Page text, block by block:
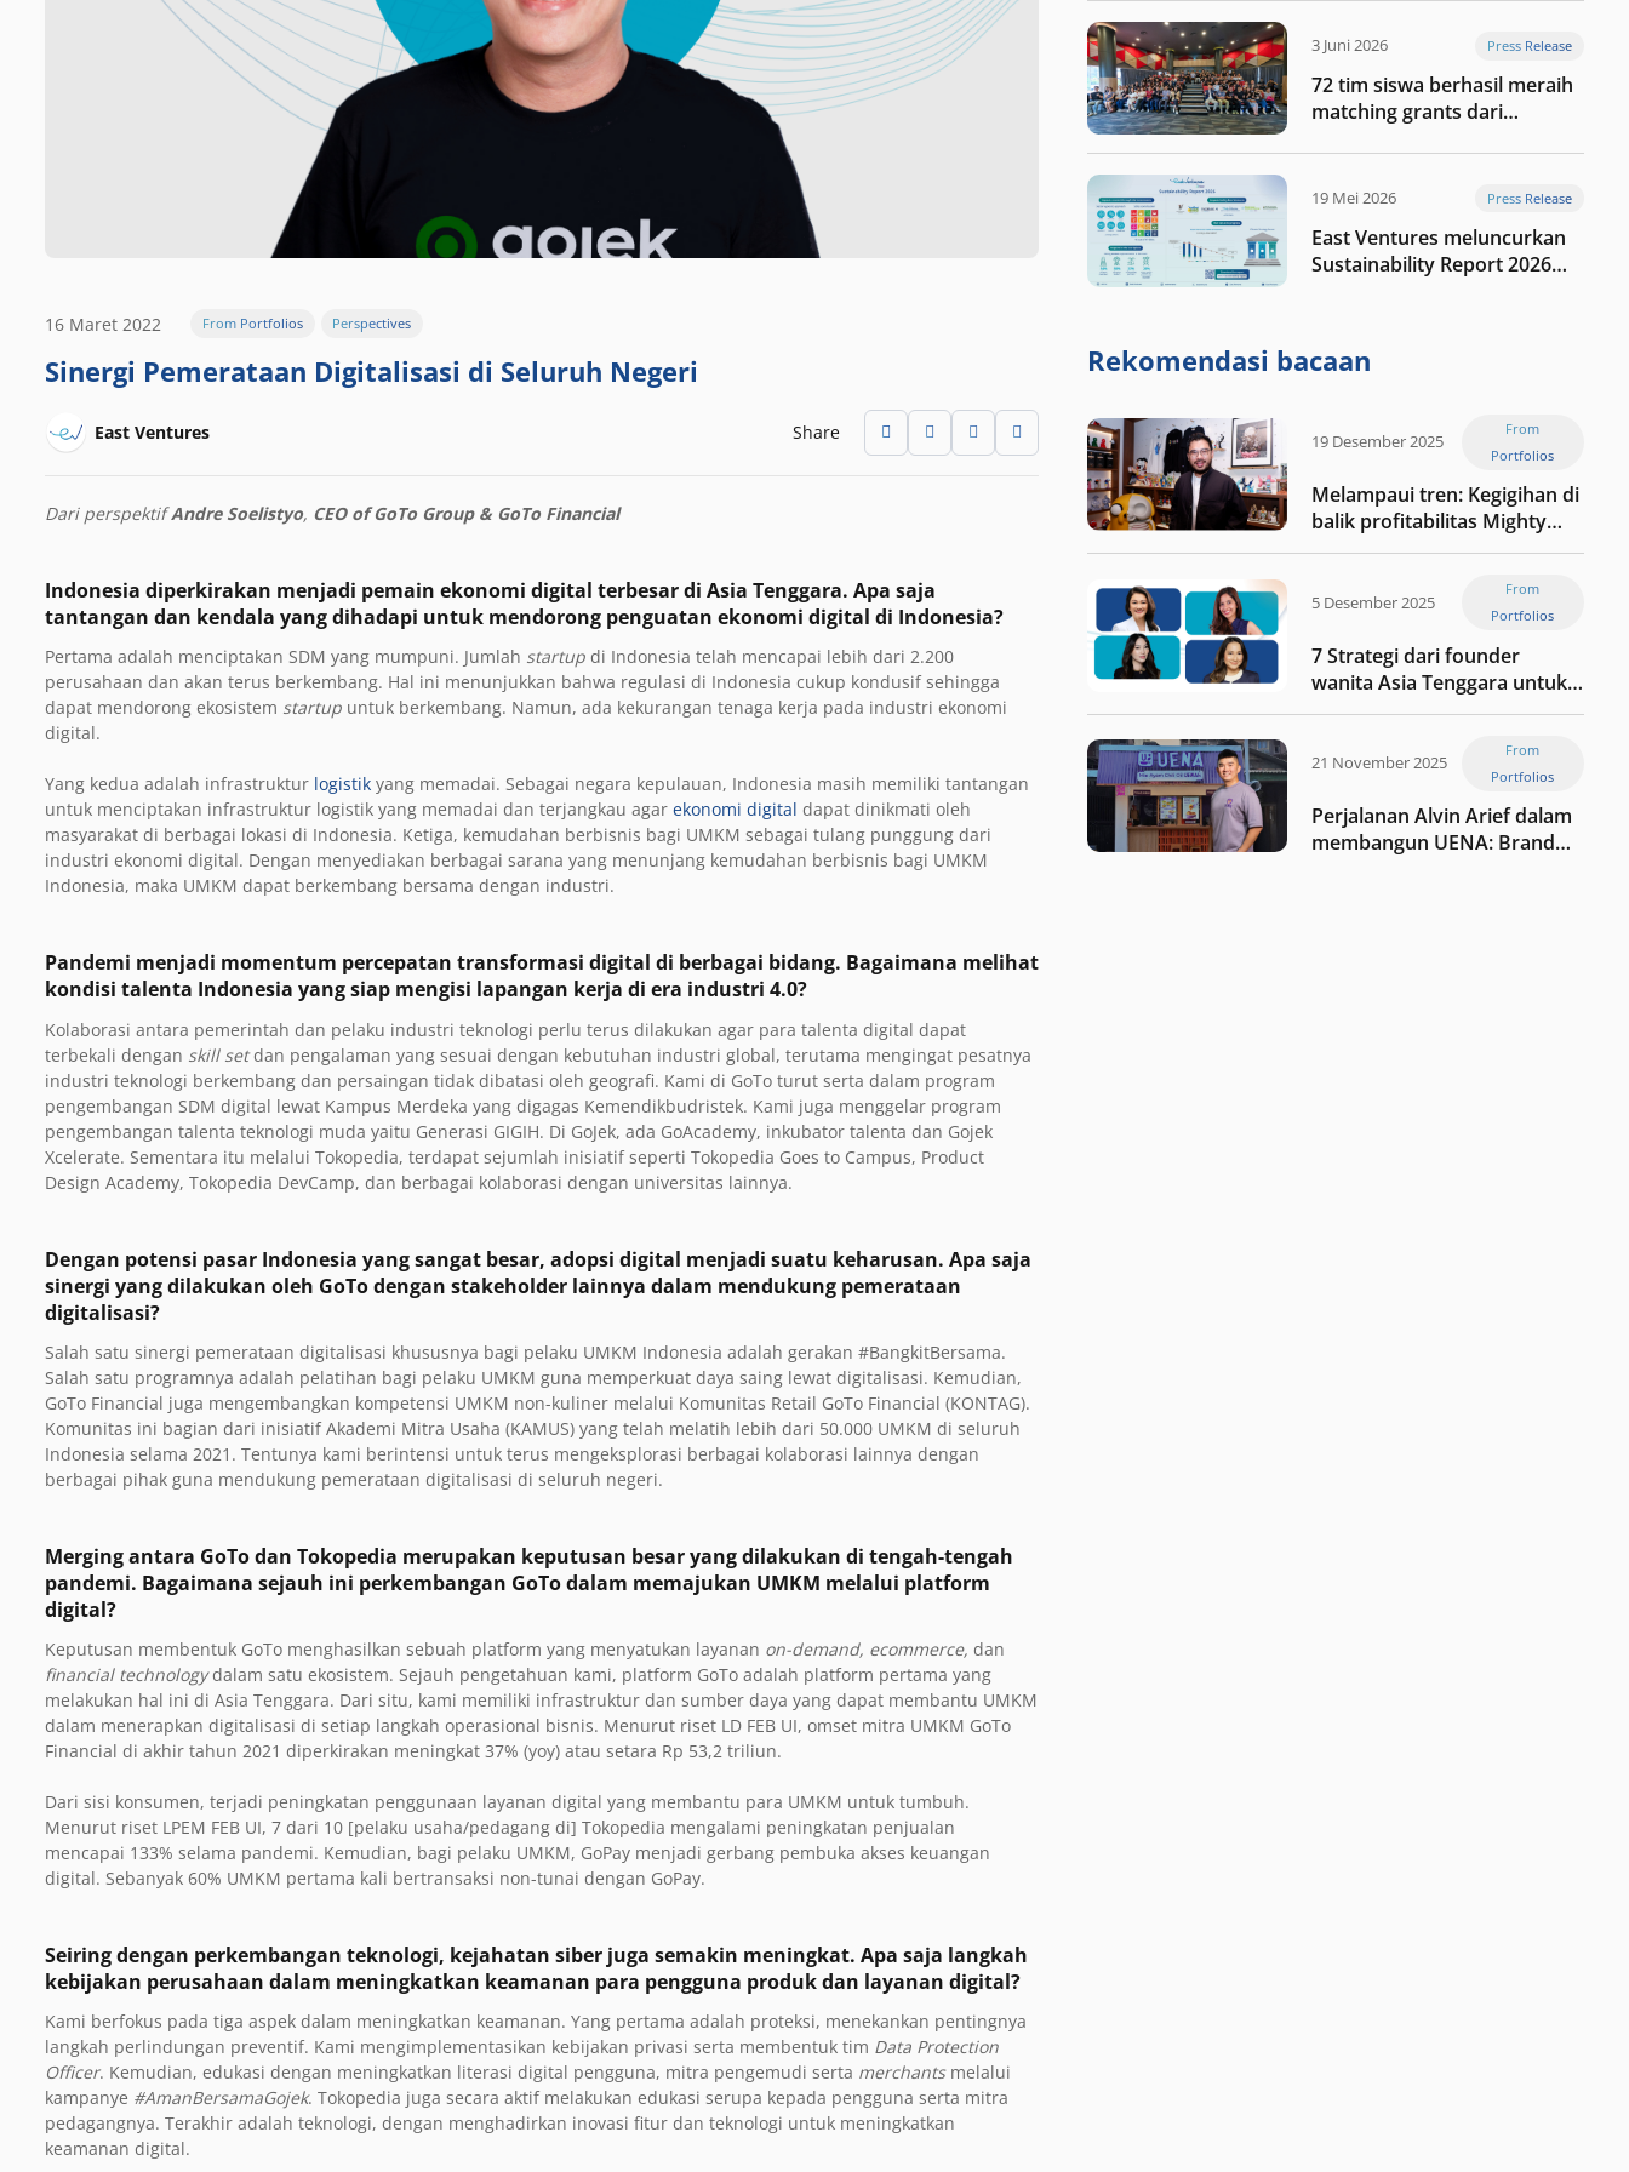
16 Maret 2022 From Portfolios Perspectives
Sinergi Pemerataan Digitalisasi di Seluruh Negeri
East Ventures Share
Dari perspektif Andre Soelistyo, CEO of GoTo Group & GoTo Financial
Indonesia diperkirakan menjadi pemain ekonomi digital terbesar di Asia Tenggara. Apa saja
tantangan dan kendala yang dihadapi untuk mendorong penguatan ekonomi digital di Indonesia?
Pertama adalah menciptakan SDM yang mumpuni. Jumlah startup di Indonesia telah mencapai lebih dari 2.200
perusahaan dan akan terus berkembang. Hal ini menunjukkan bahwa regulasi di Indonesia cukup kondusif sehingga
dapat mendorong ekosistem startup untuk berkembang. Namun, ada kekurangan tenaga kerja pada industri ekonomi
digital.
Yang kedua adalah infrastruktur logistik yang memadai. Sebagai negara kepulauan, Indonesia masih memiliki tantangan
untuk menciptakan infrastruktur logistik yang memadai dan terjangkau agar ekonomi digital dapat dinikmati oleh
masyarakat di berbagai lokasi di Indonesia. Ketiga, kemudahan berbisnis bagi UMKM sebagai tulang punggung dari
industri ekonomi digital. Dengan menyediakan berbagai sarana yang menunjang kemudahan berbisnis bagi UMKM
Indonesia, maka UMKM dapat berkembang bersama dengan industri.
Pandemi menjadi momentum percepatan transformasi digital di berbagai bidang. Bagaimana melihat
kondisi talenta Indonesia yang siap mengisi lapangan kerja di era industri 4.0?
Kolaborasi antara pemerintah dan pelaku industri teknologi perlu terus dilakukan agar para talenta digital dapat
terbekali dengan skill setdan pengalaman yang sesuai dengan kebutuhan industri global, terutama mengingat pesatnya
industri teknologi berkembang dan persaingan tidak dibatasi oleh geografi. Kami di GoTo turut serta dalam program
pengembangan SDM digital lewat Kampus Merdeka yang digagas Kemendikbudristek. Kami juga menggelar program
pengembangan talenta teknologi muda yaitu Generasi GIGIH. Di GoJek, ada GoAcademy, inkubator talenta dan Gojek
Xcelerate. Sementara itu melalui Tokopedia, terdapat sejumlah inisiatif seperti Tokopedia Goes to Campus, Product
Design Academy, Tokopedia DevCamp, dan berbagai kolaborasi dengan universitas lainnya.
Dengan potensi pasar Indonesia yang sangat besar, adopsi digital menjadi suatu keharusan. Apa saja
sinergi yang dilakukan oleh GoTo dengan stakeholder lainnya dalam mendukung pemerataan
digitalisasi?
Salah satu sinergi pemerataan digitalisasi khususnya bagi pelaku UMKM Indonesia adalah gerakan #BangkitBersama.
Salah satu programnya adalah pelatihan bagi pelaku UMKM guna memperkuat daya saing lewat digitalisasi. Kemudian,
GoTo Financial juga mengembangkan kompetensi UMKM non-kuliner melalui Komunitas Retail GoTo Financial (KONTAG).
Komunitas ini bagian dari inisiatif Akademi Mitra Usaha (KAMUS) yang telah melatih lebih dari 50.000 UMKM di seluruh
Indonesia selama 2021. Tentunya kami berintensi untuk terus mengeksplorasi berbagai kolaborasi lainnya dengan
berbagai pihak guna mendukung pemerataan digitalisasi di seluruh negeri.
Merging antara GoTo dan Tokopedia merupakan keputusan besar yang dilakukan di tengah-tengah
pandemi. Bagaimana sejauh ini perkembangan GoTo dalam memajukan UMKM melalui platform
digital?
Keputusan membentuk GoTo menghasilkan sebuah platform yang menyatukan layanan on-demand, ecommerce, dan
financial technologydalam satu ekosistem. Sejauh pengetahuan kami, platform GoTo adalah platform pertama yang
melakukan hal ini di Asia Tenggara. Dari situ, kami memiliki infrastruktur dan sumber daya yang dapat membantu UMKM
dalam menerapkan digitalisasi di setiap langkah operasional bisnis. Menurut riset LD FEB UI, omset mitra UMKM GoTo
Financial di akhir tahun 2021 diperkirakan meningkat 37% (yoy) atau setara Rp 53,2 triliun.
Dari sisi konsumen, terjadi peningkatan penggunaan layanan digital yang membantu para UMKM untuk tumbuh.
Menurut riset LPEM FEB UI, 7 dari 10 [pelaku usaha/pedagang di] Tokopedia mengalami peningkatan penjualan
mencapai 133% selama pandemi. Kemudian, bagi pelaku UMKM, GoPay menjadi gerbang pembuka akses keuangan
digital. Sebanyak 60% UMKM pertama kali bertransaksi non-tunai dengan GoPay.
Seiring dengan perkembangan teknologi, kejahatan siber juga semakin meningkat. Apa saja langkah
kebijakan perusahaan dalam meningkatkan keamanan para pengguna produk dan layanan digital?
Kami berfokus pada tiga aspek dalam meningkatkan keamanan. Yang pertama adalah proteksi, menekankan pentingnya
langkah perlindungan preventif. Kami mengimplementasikan kebijakan privasi serta membentuk tim Data Protection
Officer. Kemudian, edukasi dengan meningkatkan literasi digital pengguna, mitra pengemudi serta merchantsmelalui
kampanye #AmanBersamaGojek. Tokopedia juga secara aktif melakukan edukasi serupa kepada pengguna serta mitra
pedagangnya. Terakhir adalah teknologi, dengan menghadirkan inovasi fitur dan teknologi untuk meningkatkan
keamanan digital.
3 Juni 2026 Press Release
72 tim siswa berhasil meraih
matching grants dari
19 Mei 2026 Press Release
East Ventures meluncurkan
Sustainability Report 2026
Rekomendasi bacaan
19 Desember 2025
From
Portfolios
Melampaui tren: Kegigihan di
balik profitabilitas Mighty
Jaxx
5 Desember 2025
From
Portfolios
7 Strategi dari founder
wanita Asia Tenggara untuk
tetap relevan di tengah
perdagangan
21 November 2025
From
Portfolios
Perjalanan Alvin Arief dalam
membangun UENA : Brand